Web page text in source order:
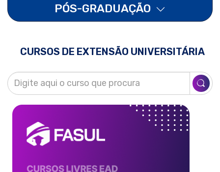
PÓS-GRADUAÇÃO
CURSOS DE EXTENSÃO UNIVERSITÁRIA